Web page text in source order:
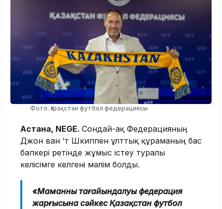
Фото: Қазақстан футбол федерациясы
Астана, NEGE. Сондай-ақ Федерацияның
Джон ван ’т Шкиппен ұлттық құраманың бас
бапкері ретінде жұмыс істеу туралы
келісімге келгені мәлім болды.
«Маманның тағайындалуы федерация
жарғысына сәйкес Қазақстан футбол